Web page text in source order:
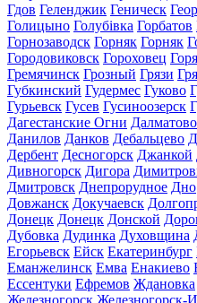
Гдов Геленджик Геническ
Голицыно Голубівка Горбатов
Горнозаводск Горняк Горняк
Городовиковск Гороховец
Гремячинск Грозный Грязи
Губкинский Гудермес Гуково
Гурьевск Гусев Гусиноозерск
Дагестанские Огни Далматово
Данилов Данков Дебальцево
Дербент Десногорск Джанкой
Дивногорск Дигора
Дмитровск Днепрорудное Дно
Довжанск Докучаевск
Донецк Донецк Донской
Дубовка Дудинка Духовщина
Егорьевск Ейск Екатеринбург
Еманжелинск Емва Енакиево
Ессентуки Ефремов Ждановка
Железногорск Железногорск-